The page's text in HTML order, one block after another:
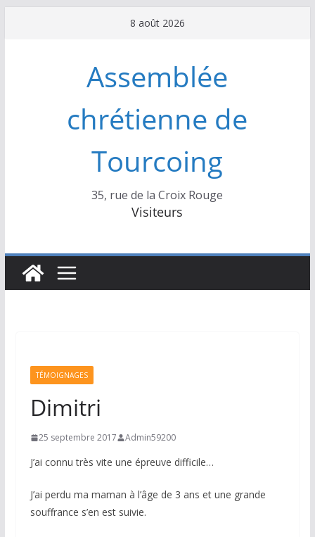
8 août 2026
Assemblée
chrétienne de
Tourcoing
35, rue de la Croix Rouge
Visiteurs
TÉMOIGNAGES
Dimitri
25 septembre 2017 Admin59200
J’ai connu très vite une épreuve difficile…
J’ai perdu ma maman à l’âge de 3 ans et une grande
souffrance s’en est suivie.